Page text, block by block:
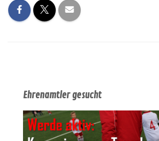
Ehrenamtler gesucht